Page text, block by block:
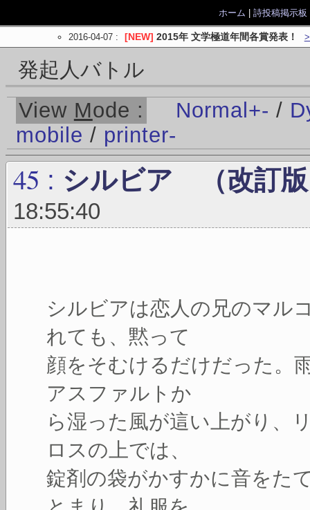
ホーム 詩投稿掲示板
2016-04-07: [NEW] 2015年 文学極道年間各賞発表！
発起人バトル
View Mode : Normal +- /
mobile / printer-
45 : シルビア （改訂
18:55:40
シルビアは恋人の兄のマル
れても、黙って
顔をそむけるだけだった。
アスファルトか
ら湿った風が這い上がり、
ロスの上では、
錠剤の袋がかすかに音をた